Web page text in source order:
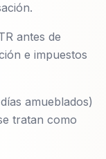
antes de
e impuestos
amueblados)
tratan como